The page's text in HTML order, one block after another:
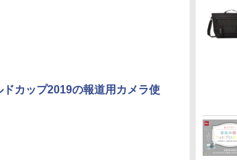
カップ2019の報道用カメラ使